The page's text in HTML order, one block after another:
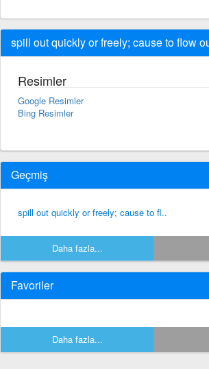
spill out quickly or freely; cause to flow
Resimler
Google Resimler
Bing Resimler
Geçmiş
spill out quickly or freely; cause to fl..
Daha fazla...
Favoriler
Daha fazla...